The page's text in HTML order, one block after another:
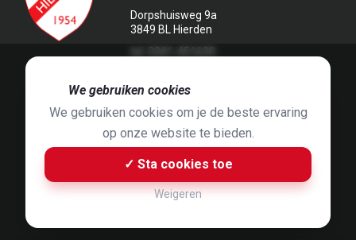
Dorpshuisweg 9a
3849 BL Hierden
Jaap Hop & ontwerpen door
Built byBluey B.V.& Jelle de Haan
We gebruiken cookies
We gebruiken cookies om je de beste ervaring
op onze website te bieden.
✓ Sta cookies toe
Weigeren